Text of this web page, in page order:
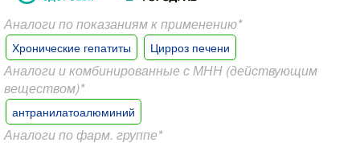
Аналоги по показаниям к применению*
Хронические гепатиты Цирроз печени
Аналоги и комбинированные с МНН (действующим
веществом)*
антранилатоалюминий
Аналоги по фарм. группе*